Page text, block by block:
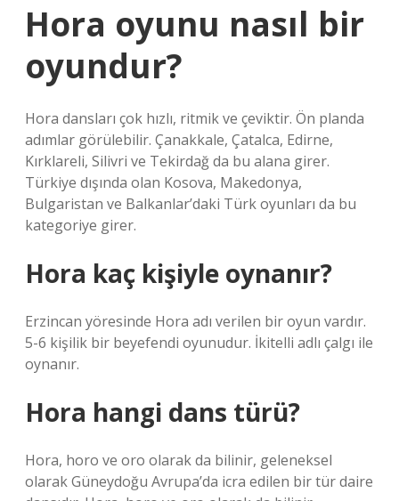
Hora oyunu nasıl bir
oyundur?
Hora dansları çok hızlı, ritmik ve çeviktir. Ön planda
adımlar görülebilir. Çanakkale, Çatalca, Edirne,
Kırklareli, Silivri ve Tekirdağ da bu alana girer.
Türkiye dışında olan Kosova, Makedonya,
Bulgaristan ve Balkanlar’daki Türk oyunları da bu
kategoriye girer.
Hora kaç kişiyle oynanır?
Erzincan yöresinde Hora adı verilen bir oyun vardır.
5-6 kişilik bir beyefendi oyunudur. İkitelli adlı çalgı ile
oynanır.
Hora hangi dans türü?
Hora, horo ve oro olarak da bilinir, geleneksel
olarak Güneydoğu Avrupa’da icra edilen bir tür daire